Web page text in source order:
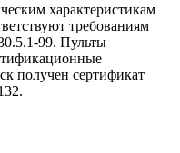
характеристикам
требованиям
99. Пульты
получен сертификат